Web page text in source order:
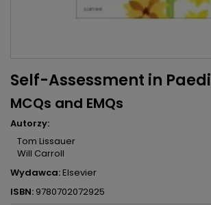
Self-Assessment in
MCQs and EMQs
Autorzy:
Tom Lissauer
Will Carroll
Wydawca:Elsevier
ISBN: 9780702072925